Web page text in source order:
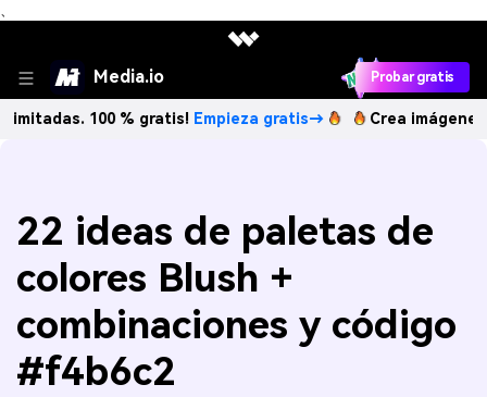
、
Media.io Probar gratis
100 % gratis!Empieza gratis→ Crea imágenes IA
22 ideas de paletas de
colores Blush +
combinaciones y código
#f4b6c2